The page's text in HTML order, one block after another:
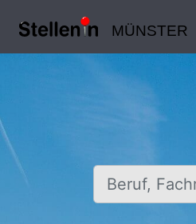
MÜNSTER
Beruf,